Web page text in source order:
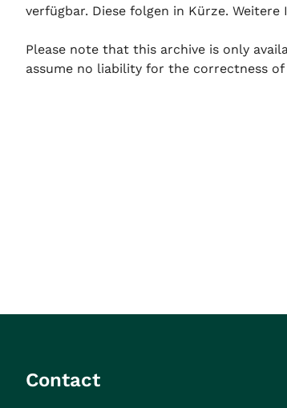
verfügbar. Diese folgen in Kürze.
Please note that this archive is only
assume no liability for the correctness
Contact